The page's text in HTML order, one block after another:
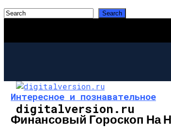
digitalversion.ru
Интересное и познавательное
Финансовый Гороскоп На